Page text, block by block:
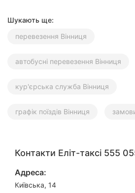
Шукають ще:
перевезення Вінниця
автобусні перевезення Вінниця
кур'єрська служба Вінниця
графік поїздів Вінниця
Контакти Еліт-таксі 555
Адреса:
Київська, 14